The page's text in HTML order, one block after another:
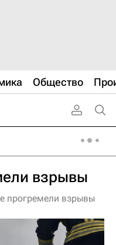
Общество
взрывы
прогремели взрывы